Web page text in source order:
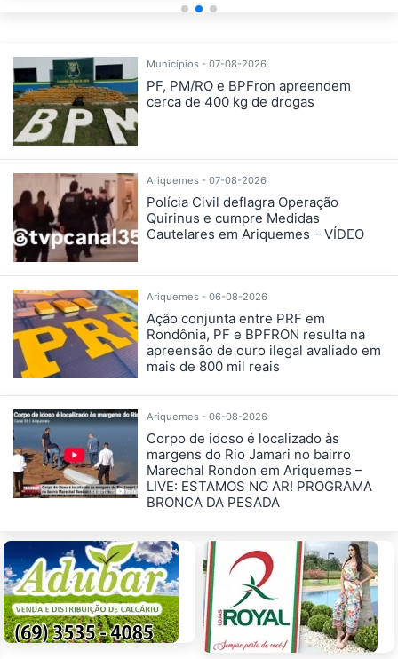
Municípios - 07-08-2026
PF, PM/RO e BPFron apreendem
cerca de 400 kg de drogas
Ariquemes - 07-08-2026
Polícia Civil deflagra Operação
Quirinus e cumpre Medidas
Cautelares em Ariquemes – VÍDEO
Ariquemes - 06-08-2026
Ação conjunta entre PRF em
Rondônia, PF e BPFRON resulta na
apreensão de ouro ilegal avaliado em
mais de 800 mil reais
Ariquemes - 06-08-2026
Corpo de idoso é localizado às
margens do Rio Jamari no bairro
Marechal Rondon em Ariquemes –
LIVE: ESTAMOS NO AR! PROGRAMA
BRONCA DA PESADA